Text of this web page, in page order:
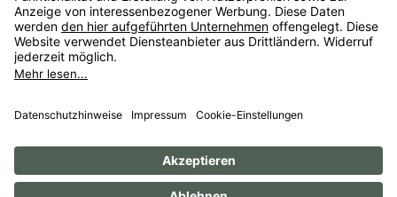
Unternehmen
Alle Preise inkl. gesetzl. Mehrwertsteuer zzgl.
anders angegeben.
ImpressumAGBWiderrufsbelehrungenDatenschutz
Barrierefreiheit